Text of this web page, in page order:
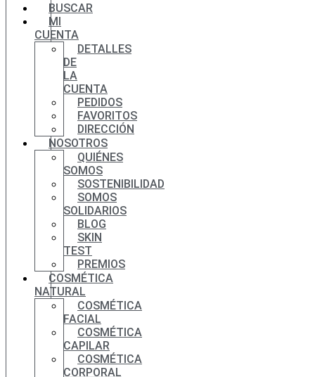
BUSCAR
MI
CUENTA
DETALLES
DE
LA
CUENTA
PEDIDOS
FAVORITOS
DIRECCIÓN
NOSOTROS
QUIÉNES
SOMOS
SOSTENIBILIDAD
SOMOS
SOLIDARIOS
BLOG
SKIN
TEST
PREMIOS
COSMÉTICA
NATURAL
COSMÉTICA
FACIAL
COSMÉTICA
CAPILAR
COSMÉTICA
CORPORAL